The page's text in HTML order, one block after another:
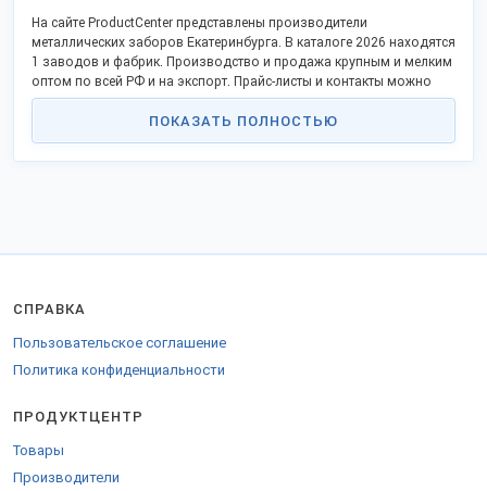
На сайте ProductCenter представлены производители
металлических заборов Екатеринбурга. В каталоге 2026 находятся
1 заводов и фабрик. Производство и продажа крупным и мелким
оптом по всей РФ и на экспорт. Прайс-листы и контакты можно
найти в экспозициях компаний.
ПОКАЗАТЬ ПОЛНОСТЬЮ
СПРАВКА
Пользовательское соглашение
Политика конфиденциальности
ПРОДУКТЦЕНТР
Товары
Производители